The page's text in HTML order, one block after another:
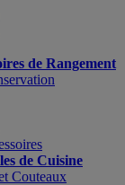
de Rangement
de Cuisine
Couteaux